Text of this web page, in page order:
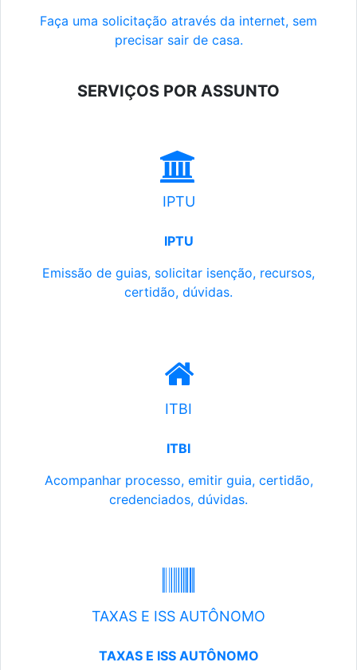
Faça uma solicitação através da internet, sem
precisar sair de casa.
SERVIÇOS POR ASSUNTO
IPTU
IPTU
Emissão de guias, solicitar isenção, recursos,
certidão, dúvidas.
ITBI
ITBI
Acompanhar processo, emitir guia, certidão,
credenciados, dúvidas.
TAXAS E ISS AUTÔNOMO
TAXAS E ISS AUTÔNOMO